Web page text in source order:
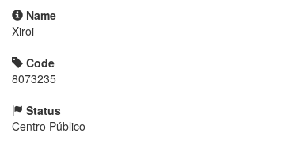
Name
Xiroi
Code
8073235
Status
Centro Público